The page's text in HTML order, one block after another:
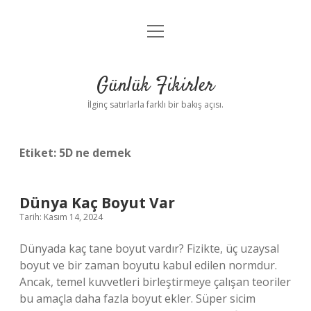
Anasayfa
Yasal Uyarı
menüyü
Günlük Fikirler
İlginç satırlarla farklı bir bakış açısı.
Etiket: 5D ne demek
Dünya Kaç Boyut Var
Tarih: Kasım 14, 2024
Dünyada kaç tane boyut vardır? Fizikte, üç uzaysal
boyut ve bir zaman boyutu kabul edilen normdur.
Ancak, temel kuvvetleri birleştirmeye çalışan teoriler
bu amaçla daha fazla boyut ekler. Süper sicim